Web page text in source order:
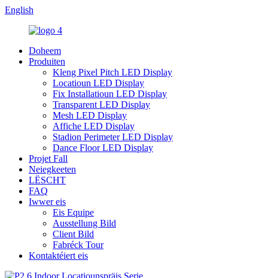
English
Doheem
Produiten
Kleng Pixel Pitch LED Display
Locatioun LED Display
Fix Installatioun LED Display
Transparent LED Display
Mesh LED Display
Affiche LED Display
Stadion Perimeter LED Display
Dance Floor LED Display
Projet Fall
Neiegkeeten
LËSCHT
FAQ
Iwwer eis
Eis Equipe
Ausstellung Bild
Client Bild
Fabréck Tour
Kontaktéiert eis